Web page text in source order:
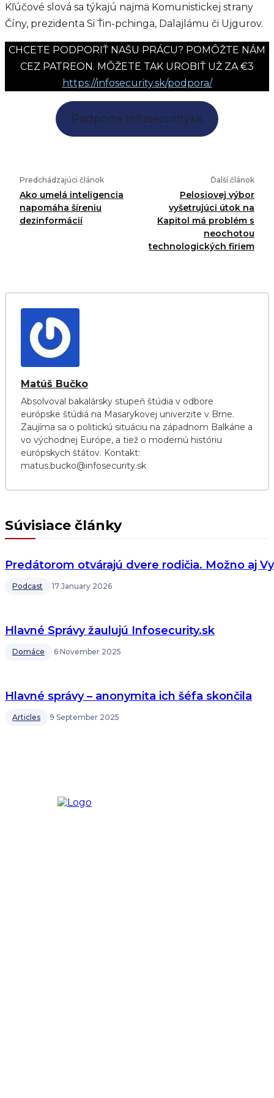
Kľúčové slová sa týkajú najmä Komunistickej strany
Číny, prezidenta Si Ťin-pchinga, Dalajlámu či Ujgurov.
CHCETE PODPORIŤ NAŠU PRÁCU? POMÔŽTE NÁM
CEZ PATREON. MÔŽETE TAK UROBIŤ UŽ ZA €3
https://infosecurity.sk/podpora/
Podporte Infosecurity.sk
Predchádzajúci článok
Ako umelá inteligencia
napomáha šíreniu
dezinformácií
Ďalší článok
Pelosiovej výbor
vyšetrujúci útok na
Kapitol má problém s
neochotou
technologických firiem
Matúš Bučko
Absolvoval bakalársky stupeň štúdia v odbore
európske štúdiá na Masarykovej univerzite v Brne.
Zaujíma sa o politickú situáciu na západnom Balkáne a
vo východnej Európe, a tiež o modernú históriu
európskych štátov. Kontakt:
matus.bucko@infosecurity.sk
Súvisiace články
Predátorom otvárajú dvere rodičia. Možno aj
Podcast 17 January 2026
Hlavné Správy žaulujú Infosecurity.sk
Domáce 6 November 2025
Hlavné správy – anonymita ich šéfa skončila
Articles 9 September 2025